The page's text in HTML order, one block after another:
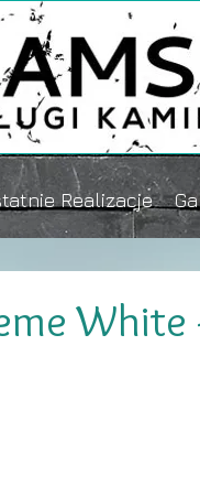
Realizacje
White